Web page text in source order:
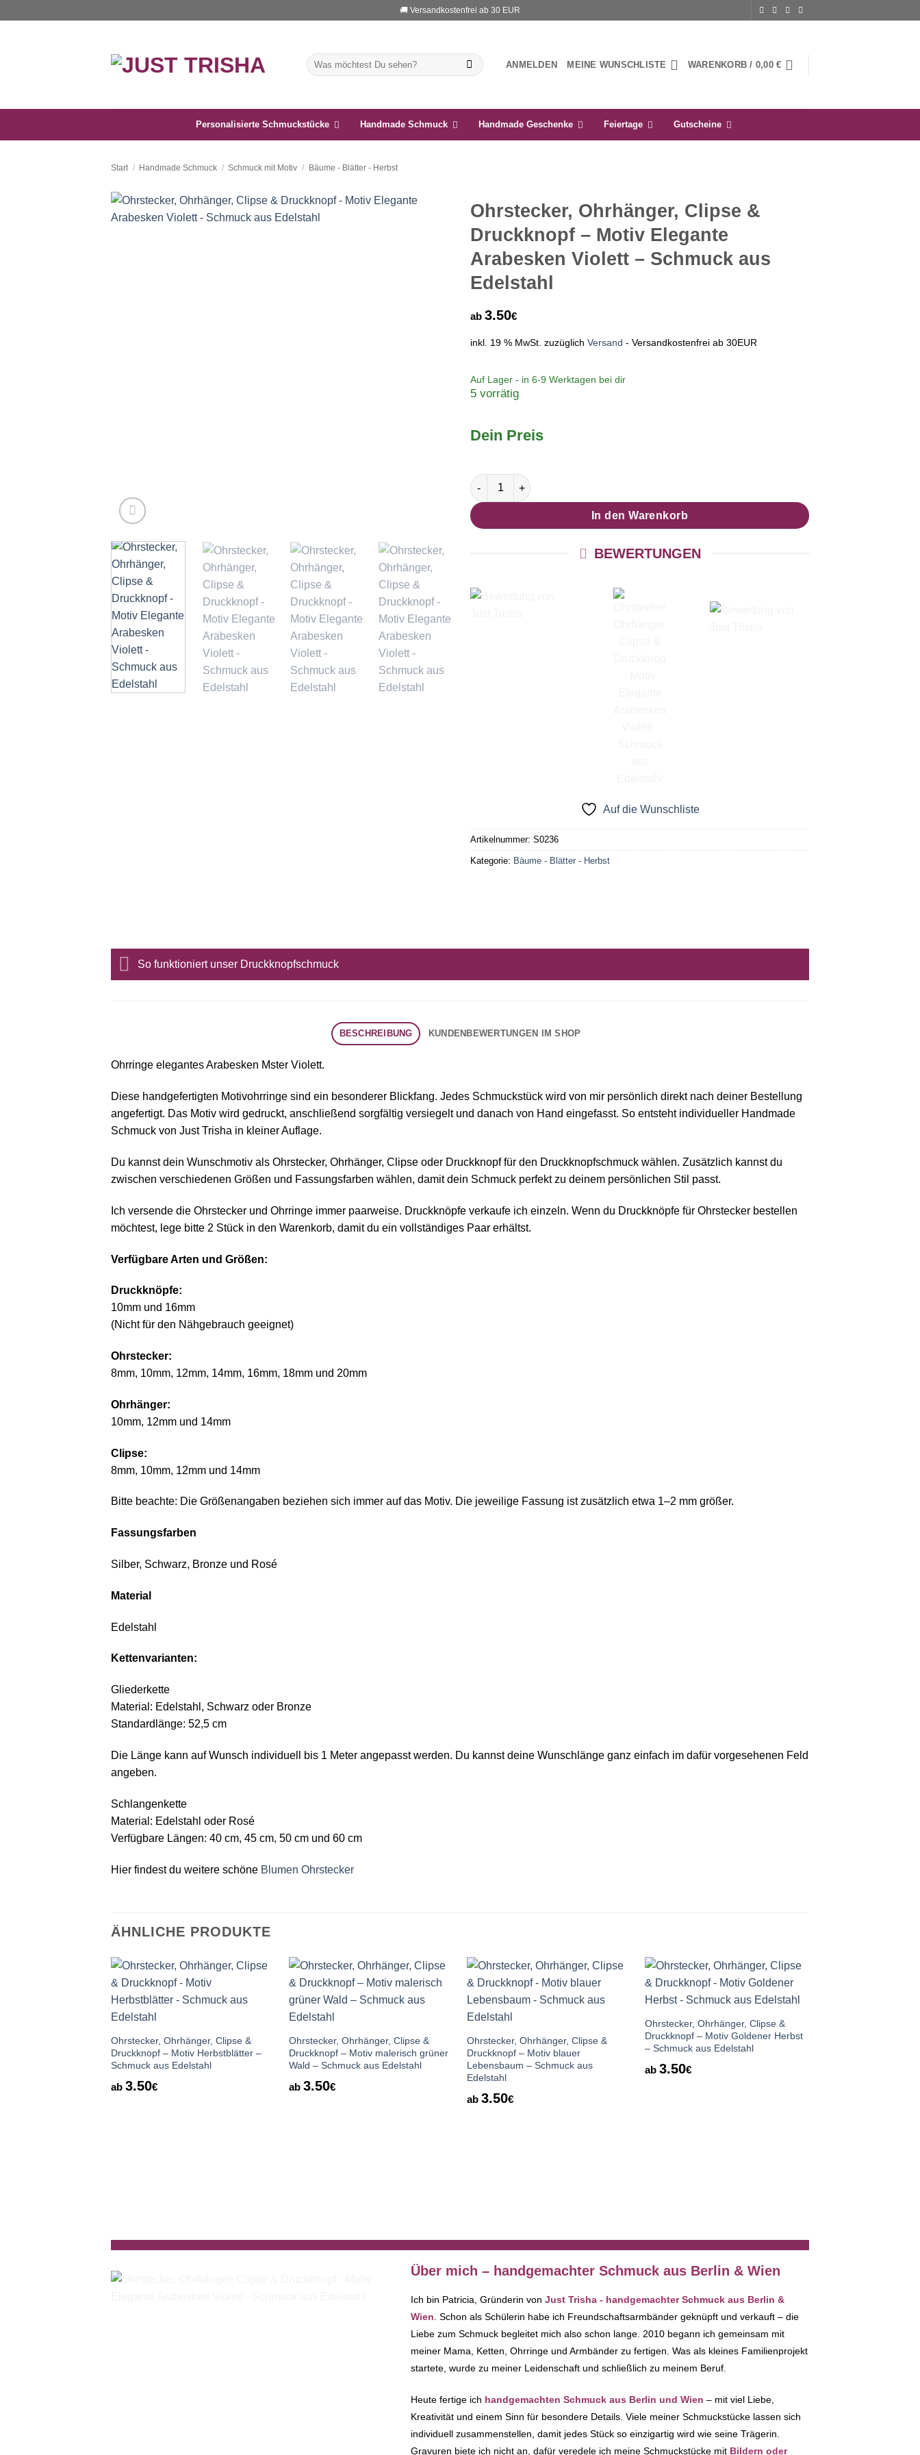
🚚 Versandkostenfrei ab 30 EUR
Suchen
nach:
ANMELDEN MEINE WUNSCHLISTE WARENKORB / 0,00€
Personalisierte Schmuckstücke Handmade Schmuck Handmade Geschenke Feiertage Gutscheine
Start / Handmade Schmuck / Schmuck mit Motiv / Bäume - Blätter - Herbst
Ohrstecker, Ohrhänger, Clipse &
Druckknopf – Motiv Elegante
Arabesken Violett – Schmuck aus
Edelstahl
ab 3.50€
inkl. 19 % MwSt. zuzüglich Versand - Versandkostenfrei ab 30EUR
Auf Lager - in 6-9 Werktagen bei dir
5 vorrätig
Dein Preis
Ohrstecker, Ohrhänger, Clipse & Druckknopf - Motiv Elegante Arabesken Violett - Schmuck aus
In den Warenkorb
BEWERTUNGEN
Auf die Wunschliste
Artikelnummer: S0236
Kategorie: Bäume - Blätter - Herbst
So funktioniert unser Druckknopfschmuck
BESCHREIBUNG KUNDENBEWERTUNGEN IM SHOP
Ohrringe elegantes Arabesken Mster Violett.
Diese handgefertigten Motivohrringe sind ein besonderer Blickfang. Jedes Schmuckstück wird von mir persönlich direkt nach deiner Bestellung
angefertigt. Das Motiv wird gedruckt, anschließend sorgfältig versiegelt und danach von Hand eingefasst. So entsteht individueller Handmade
Schmuck von Just Trisha in kleiner Auflage.
Du kannst dein Wunschmotiv als Ohrstecker, Ohrhänger, Clipse oder Druckknopf für den Druckknopfschmuck wählen. Zusätzlich kannst du
zwischen verschiedenen Größen und Fassungsfarben wählen, damit dein Schmuck perfekt zu deinem persönlichen Stil passt.
Ich versende die Ohrstecker und Ohrringe immer paarweise. Druckknöpfe verkaufe ich einzeln. Wenn du Druckknöpfe für Ohrstecker bestellen
möchtest, lege bitte 2 Stück in den Warenkorb, damit du ein vollständiges Paar erhältst.
Verfügbare Arten und Größen:
Druckknöpfe:
10mm und 16mm
(Nicht für den Nähgebrauch geeignet)
Ohrstecker:
8mm, 10mm, 12mm, 14mm, 16mm, 18mm und 20mm
Ohrhänger:
10mm, 12mm und 14mm
Clipse:
8mm, 10mm, 12mm und 14mm
Bitte beachte: Die Größenangaben beziehen sich immer auf das Motiv. Die jeweilige Fassung ist zusätzlich etwa 1–2 mm größer.
Fassungsfarben
Silber, Schwarz, Bronze und Rosé
Material
Edelstahl
Kettenvarianten:
Gliederkette
Material: Edelstahl, Schwarz oder Bronze
Standardlänge: 52,5 cm
Die Länge kann auf Wunsch individuell bis 1 Meter angepasst werden. Du kannst deine Wunschlänge ganz einfach im dafür vorgesehenen Feld
angeben.
Schlangenkette
Material: Edelstahl oder Rosé
Verfügbare Längen: 40 cm, 45 cm, 50 cm und 60 cm
Hier findest du weitere schöne Blumen Ohrstecker
ÄHNLICHE PRODUKTE
Wunschliste
Ohrstecker, Ohrhänger, Clipse &
Druckknopf – Motiv Herbstblätter –
Schmuck aus Edelstahl
ab 3.50€
Wunschliste
Ohrstecker, Ohrhänger, Clipse &
Druckknopf – Motiv malerisch grüner
Wald – Schmuck aus Edelstahl
ab 3.50€
Wunschliste
Ohrstecker, Ohrhänger, Clipse &
Druckknopf – Motiv blauer
Lebensbaum – Schmuck aus
Edelstahl
ab 3.50€
Auf die
Wunschliste
Ohrstecker, Ohrhänger, Clipse &
Druckknopf – Motiv Goldener Herbst
– Schmuck aus Edelstahl
ab 3.50€
Über mich – handgemachter Schmuck aus Berlin & Wien
Ich bin Patricia, Gründerin von Just Trisha - handgemachter Schmuck aus Berlin &
Wien . Schon als Schülerin habe ich Freundschaftsarmbänder geknüpft und verkauft – die
Liebe zum Schmuck begleitet mich also schon lange. 2010 begann ich gemeinsam mit
meiner Mama, Ketten, Ohrringe und Armbänder zu fertigen. Was als kleines Familienprojekt
startete, wurde zu meiner Leidenschaft und schließlich zu meinem Beruf.
Heute fertige ich handgemachten Schmuck aus Berlin und Wien – mit viel Liebe,
Kreativität und einem Sinn für besondere Details. Viele meiner Schmuckstücke lassen sich
individuell zusammenstellen, damit jedes Stück so einzigartig wird wie seine Trägerin.
Gravuren biete ich nicht an, dafür veredele ich meine Schmuckstücke mit Bildern oder